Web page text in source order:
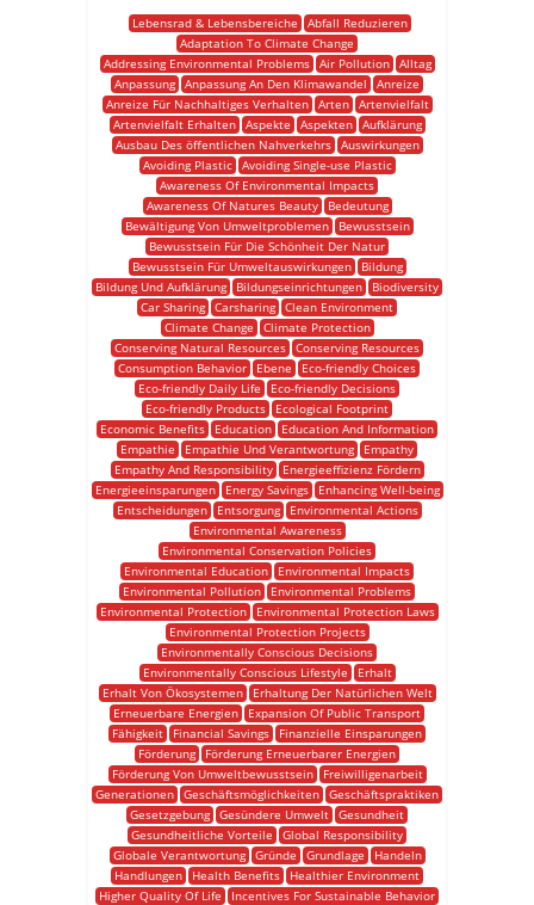
Lebensrad & Lebensbereiche
Abfall Reduzieren
Adaptation To Climate Change
Addressing Environmental Problems
Air Pollution
Alltag
Anpassung Anpassung An Den Klimawandel
Anreize
Anreize Für Nachhaltiges Verhalten
Arten
Artenvielfalt
Artenvielfalt Erhalten
Aspekte Aspekten
Aufklärung
Ausbau Des öffentlichen Nahverkehrs
Auswirkungen
Avoiding Plastic
Avoiding Single-use Plastic
Awareness Of Environmental Impacts
Awareness Of Natures Beauty
Bedeutung
Bewältigung Von Umweltproblemen
Bewusstsein
Bewusstsein Für Die Schönheit Der Natur
Bewusstsein Für Umweltauswirkungen
Bildung
Bildung Und Aufklärung
Bildungseinrichtungen
Biodiversity
Car Sharing Carsharing Clean Environment
Climate Change
Climate Protection
Conserving Natural Resources Conserving Resources
Consumption Behavior
Ebene
Eco-friendly Choices
Eco-friendly Daily Life
Eco-friendly Decisions
Eco-friendly Products
Ecological Footprint
Economic Benefits
Education
Education And Information
Empathie
Empathie Und Verantwortung
Empathy
Empathy And Responsibility
Energieeffizienz Fördern
Energieeinsparungen
Energy Savings
Enhancing Well-being
Entscheidungen
Entsorgung
Environmental Actions
Environmental Awareness
Environmental Conservation Policies
Environmental Education
Environmental Impacts
Environmental Pollution
Environmental Problems
Environmental Protection
Environmental Protection Laws
Environmental Protection Projects
Environmentally Conscious Decisions
Environmentally Conscious Lifestyle
Erhalt
Erhalt Von Ökosystemen
Erhaltung Der Natürlichen Welt
Erneuerbare Energien
Expansion Of Public Transport
Fähigkeit
Financial Savings
Finanzielle Einsparungen
Förderung
Förderung Erneuerbarer Energien
Förderung Von Umweltbewusstsein
Freiwilligenarbeit
Generationen Geschäftsmöglichkeiten Geschäftspraktiken
Gesetzgebung Gesündere Umwelt Gesundheit
Gesundheitliche Vorteile
Global Responsibility
Globale Verantwortung
Gründe Grundlage
Handeln
Handlungen
Health Benefits
Healthier Environment
Higher Quality Of Life
Incentives For Sustainable Behavior